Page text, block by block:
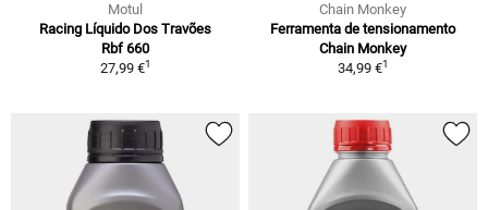
Motul
Racing Líquido Dos Travões
Rbf 660
27,99 €1
Chain Monkey
Ferramenta de tensionamento
Chain Monkey
34,99 €1